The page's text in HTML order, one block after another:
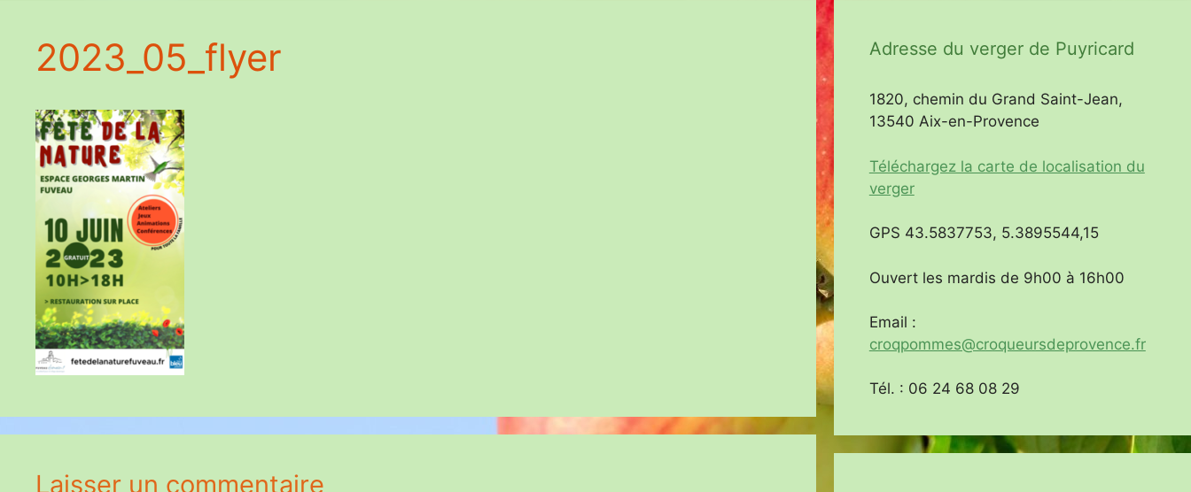
2023_05_flyer
Laisser un commentaire
Adresse du verger de Puyricard
1820, chemin du Grand Saint-Jean,
13540 Aix-en-Provence
Téléchargez la carte de localisation du
verger
GPS 43.5837753, 5.3895544,15
Ouvert les mardis de 9h00 à 16h00
Email :
croqpommes@croqueursdeprovence.fr
Tél. : 06 24 68 08 29